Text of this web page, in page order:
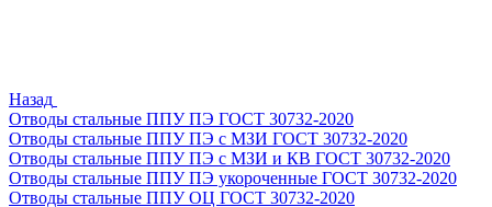
Назад
Отводы стальные ППУ ПЭ ГОСТ 30732-2020
Отводы стальные ППУ ПЭ с МЗИ ГОСТ 30732-2020
Отводы стальные ППУ ПЭ с МЗИ и КВ ГОСТ 30732-2020
Отводы стальные ППУ ПЭ укороченные ГОСТ 30732-2020
Отводы стальные ППУ ОЦ ГОСТ 30732-2020